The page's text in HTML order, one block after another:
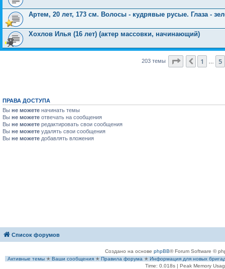
Артем, 20 лет, 173 см. Волосы - кудрявые русые. Глаза -
Хохлов Илья (16 лет) (актер массовки, начинающий)
203 темы Страница
Пред.
1 5
ПРАВА ДОСТУПА
Вы не можете начинать темы
Вы не можете отвечать на сообщения
Вы не можете редактировать свои сообщения
Вы не можете удалять свои сообщения
Вы не можете добавлять вложения
Список форумов
Создано на основе phpBB® Forum Software ©
Активные темы ✭ Ваши сообщения ✭ Правила форума ✭ Информация для новых
Time: 0.018s| Peak Memory